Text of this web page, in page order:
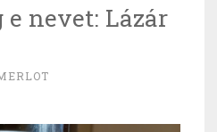
e nevet: Lázár